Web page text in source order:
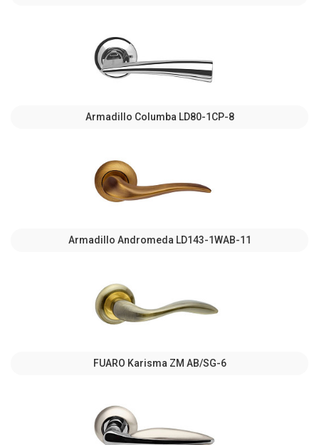
Armadillo Columba LD80-1CP-8
Armadillo Andromeda LD143-1WAB-11
FUARO Karisma ZM AB/SG-6